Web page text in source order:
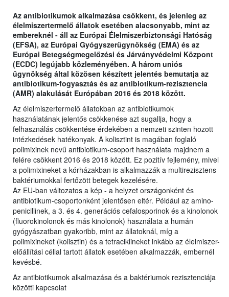
Az antibiotikumok alkalmazása csökkent, és jelenleg az
élelmiszertermelő állatok esetében alacsonyabb, mint az
embereknél - áll az Európai Élelmiszerbiztonsági Hatóság
(EFSA), az Európai Gyógyszerügynökség (EMA) és az
Európai Betegségmegelőzési és Járványvédelmi Központ
(ECDC) legújabb közleményében. A három uniós
ügynökség által közösen készített jelentés bemutatja az
antibiotikum-fogyasztás és az antibiotikum-rezisztencia
(AMR) alakulását Európában 2016 és 2018 között.
Az élelmiszertermelő állatokban az antibiotikumok
használatának jelentős csökkenése azt sugallja, hogy a
felhasználás csökkentése érdekében a nemzeti szinten hozott
intézkedések hatékonyak. A kolisztint is magában foglaló
polimixinek nevű antibiotikum-csoport használata majdnem a
felére csökkent 2016 és 2018 között. Ez pozitív fejlemény, mivel
a polimixineket a kórházakban is alkalmazzák a multirezisztens
baktériumokkal fertőzött betegek kezelésére.
Az EU-ban változatos a kép - a helyzet országonként és
antibiotikum-csoportonként jelentősen eltér. Például az amino-
penicillinek, a 3. és 4. generációs cefalosporinok és a kinolonok
(fluorokinolonok és más kinolonok) használata a humán
gyógyászatban gyakoribb, mint az állatoknál, míg a
polimixineket (kolisztin) és a tetraciklineket inkább az élelmiszer-
előállítási céllal tartott állatok esetében alkalmazzák, embernél
kevésbé.
Az antibiotikumok alkalmazása és a baktériumok rezisztenciája
közötti kapcsolat